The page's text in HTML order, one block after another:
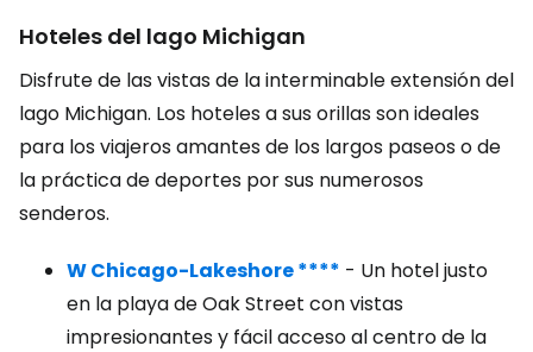
Hoteles del lago Michigan
Disfrute de las vistas de la interminable extensión del
lago Michigan. Los hoteles a sus orillas son ideales
para los viajeros amantes de los largos paseos o de
la práctica de deportes por sus numerosos
senderos.
W Chicago-Lakeshore **** - Un hotel justo
en la playa de Oak Street con vistas
impresionantes y fácil acceso al centro de la